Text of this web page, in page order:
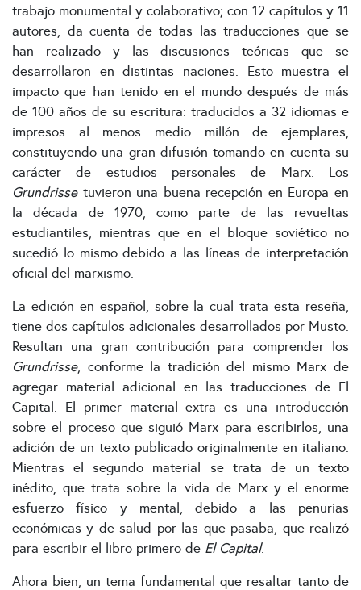
trabajo monumental y colaborativo; con 12 capítulos y 11
autores, da cuenta de todas las traducciones que se
han realizado y las discusiones teóricas que se
desarrollaron en distintas naciones. Esto muestra el
impacto que han tenido en el mundo después de más
de 100 años de su escritura: traducidos a 32 idiomas e
impresos al menos medio millón de ejemplares,
constituyendo una gran difusión tomando en cuenta su
carácter de estudios personales de Marx. Los
Grundrissetuvieron una buena recepción en Europa en
la década de 1970, como parte de las revueltas
estudiantiles, mientras que en el bloque soviético no
sucedió lo mismo debido a las líneas de interpretación
oficial del marxismo.
La edición en español, sobre la cual trata esta reseña,
tiene dos capítulos adicionales desarrollados por Musto.
Resultan una gran contribución para comprender los
Grundrisse, conforme la tradición del mismo Marx de
agregar material adicional en las traducciones de El
Capital. El primer material extra es una introducción
sobre el proceso que siguió Marx para escribirlos, una
adición de un texto publicado originalmente en italiano.
Mientras el segundo material se trata de un texto
inédito, que trata sobre la vida de Marx y el enorme
esfuerzo físico y mental, debido a las penurias
económicas y de salud por las que pasaba, que realizó
para escribir el libro primero de El Capital.
Ahora bien, un tema fundamental que resaltar tanto de